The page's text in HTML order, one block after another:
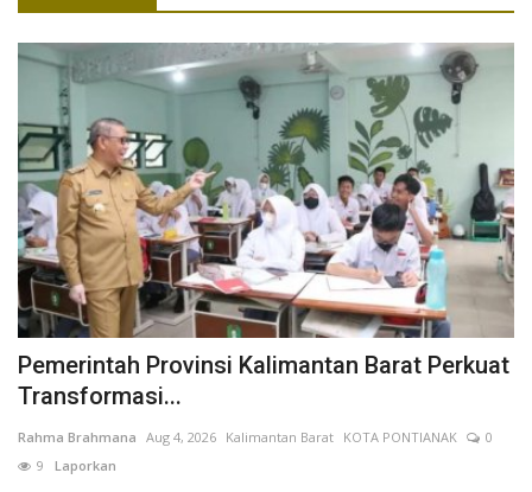
Pemerintah Provinsi Kalimantan Barat Perkuat
Transformasi...
Rahma Brahmana Aug 4, 2026 Kalimantan Barat KOTA PONTIANAK
0
9 Laporkan